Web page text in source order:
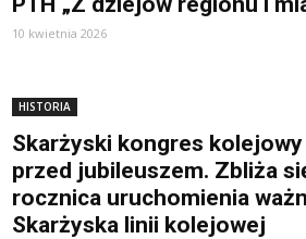
10 kwietnia 2026
HISTORIA
Skarżyski kongres
przed jubileuszem. Zbliża
rocznica uruchomienia
Skarżyska linii kolejowej